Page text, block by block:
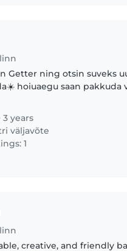
Getter ning otsin suveks
hoiuaegu saan pakkuda
3 years
väljavõte
1
creative, and friendly